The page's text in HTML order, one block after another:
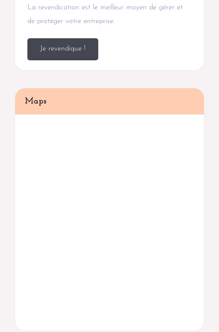
La revendication est le meilleur moyen de gérer et
de protéger votre entreprise.
Je revendique !
Maps